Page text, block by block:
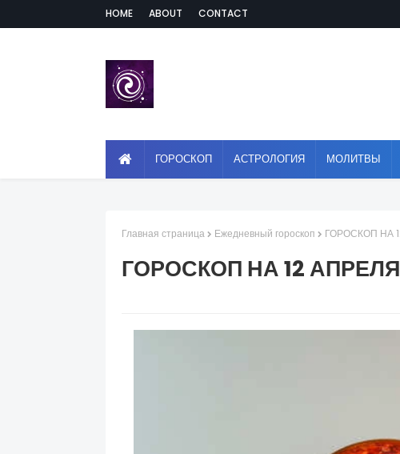
HOME ABOUT CONTACT
ГОРОСКОП АСТРОЛОГИЯ МОЛИТВЫ
Главная страница Ежедневный гороскоп ГОРОСКОП НА
ГОРОСКОП НА 12 АПРЕЛЯ